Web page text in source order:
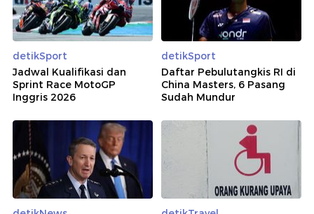
detikSport
Jadwal Kualifikasi dan
Sprint Race MotoGP
Inggris 2026
detikSport
Daftar Pebulutangkis RI di
China Masters, 6 Pasang
Sudah Mundur